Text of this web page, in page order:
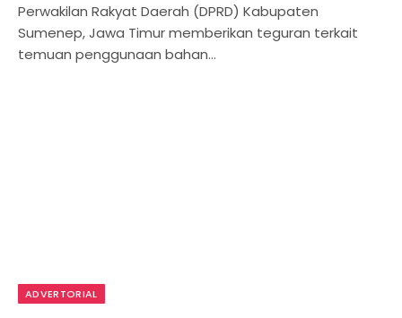
Perwakilan Rakyat Daerah (DPRD) Kabupaten
Sumenep, Jawa Timur memberikan teguran terkait
temuan penggunaan bahan…
ADVERTORIAL